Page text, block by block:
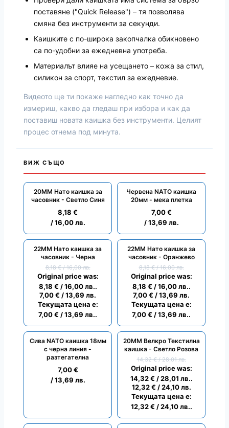
поставяне ("Quick Release") – тя позволява
смяна без инструменти за секунди.
Каишките с по-широка закопчалка обикновено
са по-удобни за ежедневна употреба.
Материалът влияе на усещането – кожа за стил,
силикон за спорт, текстил за ежедневие.
Видеото ще ти покаже нагледно как точно да
измериш, какво да гледаш при избора и как да
поставиш новата каишка без инструменти. Целият
процес отнема под минута.
ВИЖ СЪЩО
20ММ Нато каишка за
часовник - Светло Синя
8,18 €
/ 16,00 лв.
Червена NATO каишка
20мм - мека плетка
7,00€
/ 13,69 лв.
ПРОМО
22ММ Нато каишка за
часовник - Черна
8,18€/ 16,00 лв.
Original price was:
8,18 € / 16,00 лв..
7,00€ / 13,69 лв.
Текущата цена е:
7,00 € / 13,69 лв..
ПРОМО
22ММ Нато каишка за
часовник - Оранжево
8,18€/ 16,00 лв.
Original price was:
8,18 € / 16,00 лв..
7,00€ / 13,69 лв.
Текущата цена е:
7,00 € / 13,69 лв..
Сива NATO каишка 18мм
с черна линия -
разтегателна
7,00€
/ 13,69 лв.
ПРОМО
20ММ Велкро Текстилна
каишка - Светло Розова
14,32€/ 28,01 лв.
Original price was:
14,32 € / 28,01 лв..
12,32€ / 24,10 лв.
Текущата цена е:
12,32 € / 24,10 лв..